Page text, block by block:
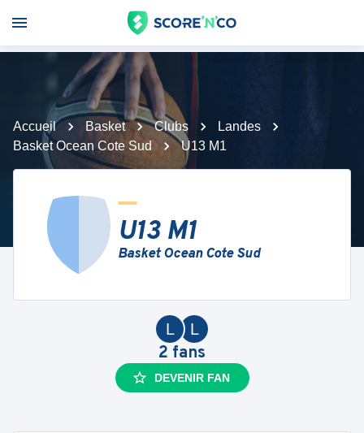
Accueil Basket Clubs
Landes
Basket Ocean Cote Sud
U13 M1
U13 M1
Basket Ocean Cote Sud
L
L
2 fans
DEVENIR FAN